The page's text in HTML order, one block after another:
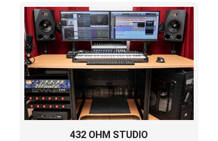
432 OHM STUDIO